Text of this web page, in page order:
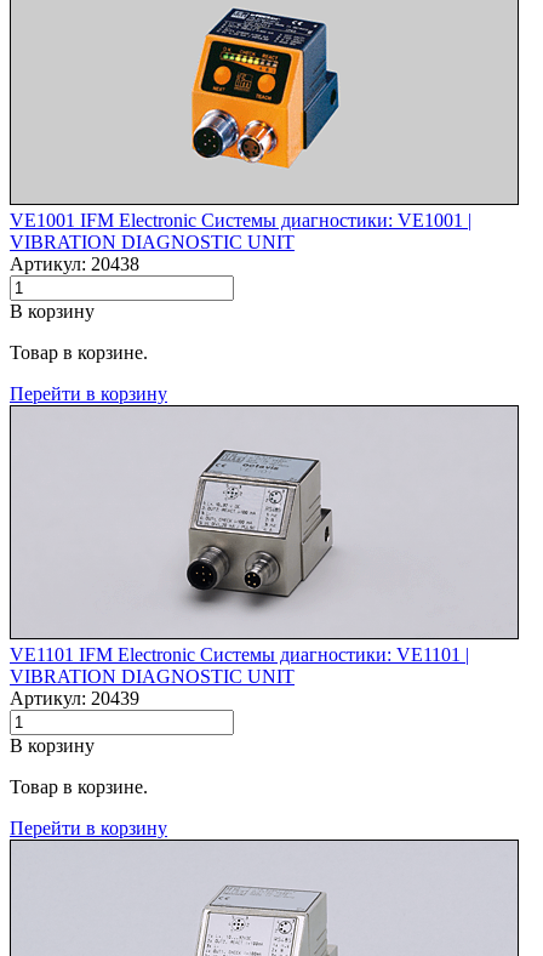
VE1001 IFM Electronic Системы диагностики: VE1001 |‌
VIBRATION DIAGNOSTIC UNIT
Артикул: 20438
В корзину
Товар в корзине.
Перейти в корзину
VE1101 IFM Electronic Системы диагностики: VE1101 |‌
VIBRATION DIAGNOSTIC UNIT
Артикул: 20439
В корзину
Товар в корзине.
Перейти в корзину